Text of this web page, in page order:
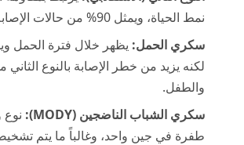
نمط الحياة، ويمثل 90% من حالات الإصابة عالمياً.
سكري الحمل: يظهر خلال فترة الحمل
لكنه يزيد من خطر الإصابة بالنوع الثاني
والطفل.
سكري الشباب الناضجين (MODY):
نوع
طفرة في جين واحد، وغالباً ما يتم